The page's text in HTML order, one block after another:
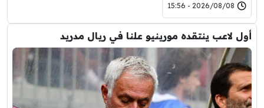
2026/08/08 - 15:56
أول لاعب ينتقده مورينيو علنا في ريال مدريد